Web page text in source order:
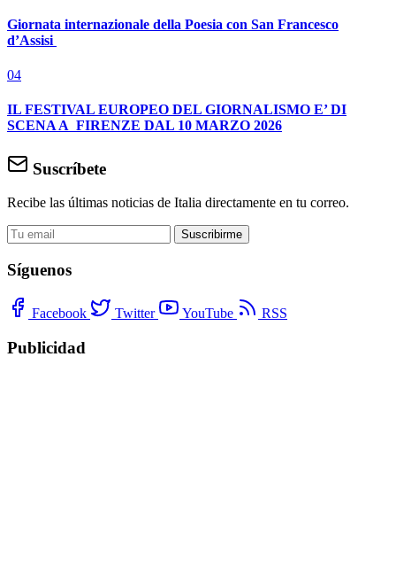
Giornata internazionale della Poesia con San Francesco
d’Assisi
04
IL FESTIVAL EUROPEO DEL GIORNALISMO E’ DI
SCENA A FIRENZE DAL 10 MARZO 2026
Suscríbete
Recibe las últimas noticias de Italia directamente en tu correo.
Suscribirme
Síguenos
Facebook Twitter YouTube RSS
Publicidad